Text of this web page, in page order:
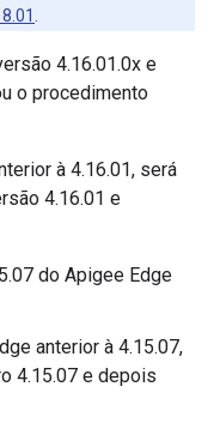
4.16.01.0x e
o procedimento
à 4.16.01, será
4.16.01 e
do Apigee Edge
anterior à 4.15.07,
4.15.07 e depois